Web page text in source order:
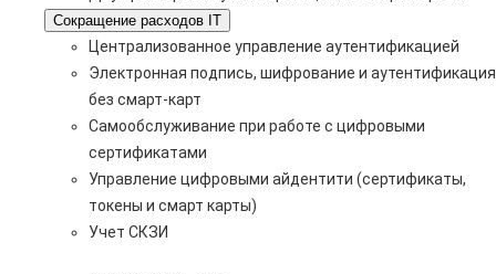
Сокращение расходов IT
Централизованное управление аутентификацией
Электронная подпись, шифрование и аутентификация
без смарт-карт
Самообслуживание при работе с цифровыми
сертификатами
Управление цифровыми айдентити (сертификаты,
токены и смарт карты)
Учет СКЗИ